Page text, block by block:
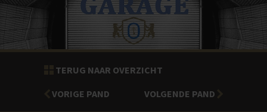
TERUG NAAR OVERZICHT
VORIGE PAND
VOLGENDE PAND